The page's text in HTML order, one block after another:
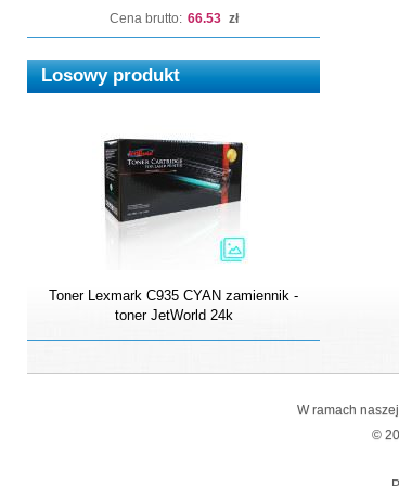
Cena brutto: 66.53 zł
Losowy produkt
Toner Lexmark C935 CYAN zamiennik -
toner JetWorld 24k
W ramach
©